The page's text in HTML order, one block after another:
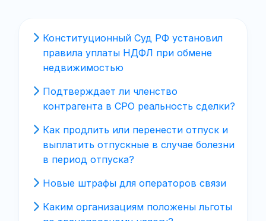
Конституционный Суд РФ установил
правила уплаты НДФЛ при обмене
недвижимостью
Подтверждает ли членство
контрагента в СРО реальность сделки?
Как продлить или перенести отпуск и
выплатить отпускные в случае болезни
в период отпуска?
Новые штрафы для операторов связи
Каким организациям положены льготы